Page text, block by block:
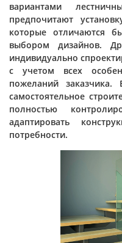
вариантами
предпочитают
которые отличаются
выбором дизайнов.
индивидуально
с учетом всех
пожеланий
самостоятельное
полностью
адаптировать
потребности.